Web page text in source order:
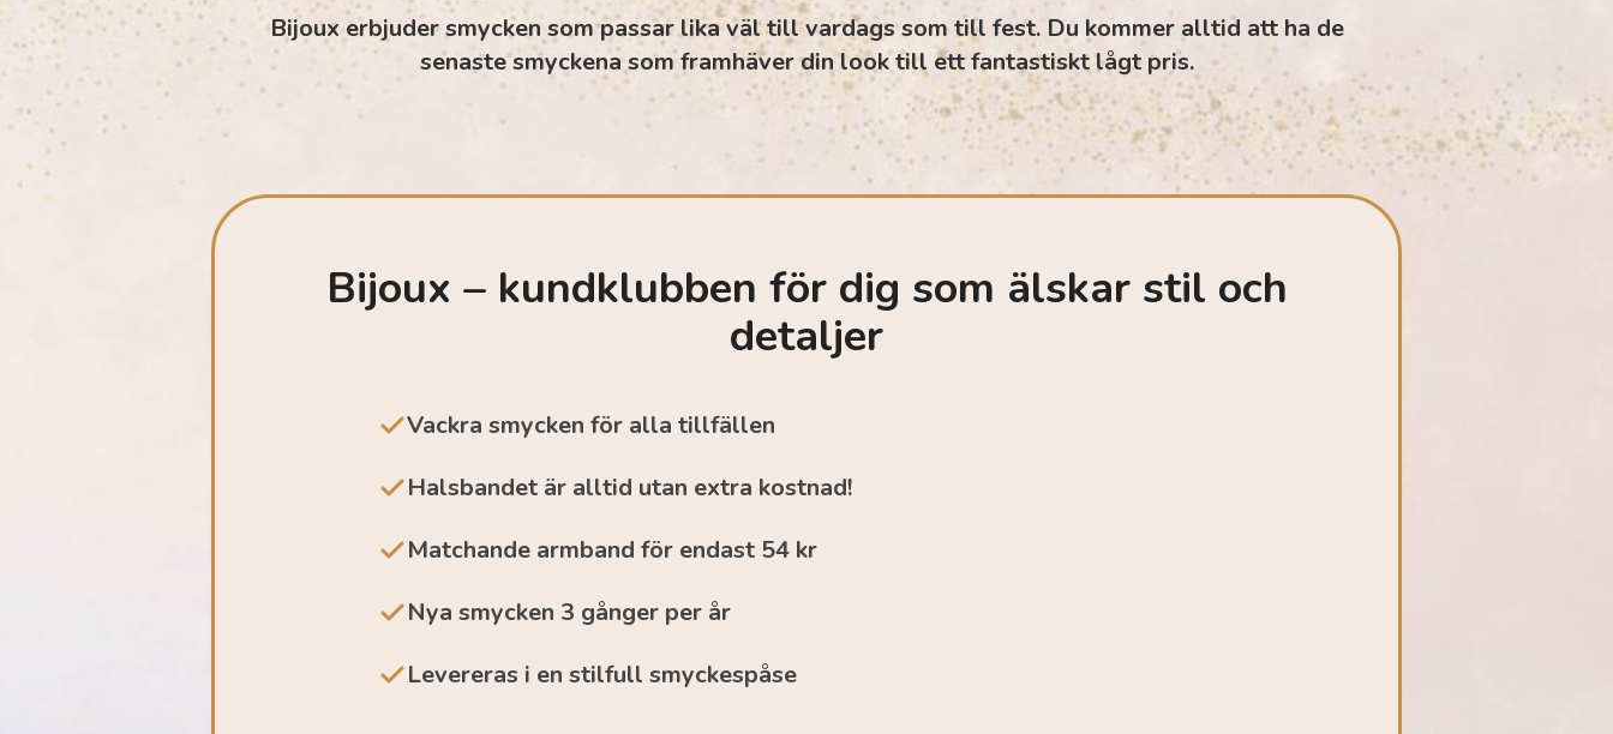
Bijoux erbjuder smycken som passar lika väl till vardags som till fest. Du kommer alltid att ha de
senaste smyckena som framhäver din look till ett fantastiskt lågt pris.
Bijoux – kundklubben för dig som älskar stil och
detaljer
Vackra smycken för alla tillfällen
Halsbandet är alltid utan extra kostnad!
Matchande armband för endast 54 kr
Nya smycken 3 gånger per år
Levereras i en stilfull smyckespåse